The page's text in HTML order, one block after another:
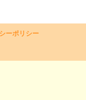
ーポリシー